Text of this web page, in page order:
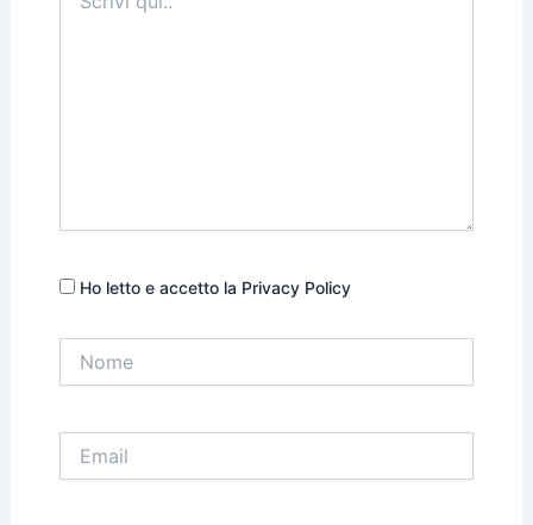
qui..
Ho letto e accetto la Privacy Policy